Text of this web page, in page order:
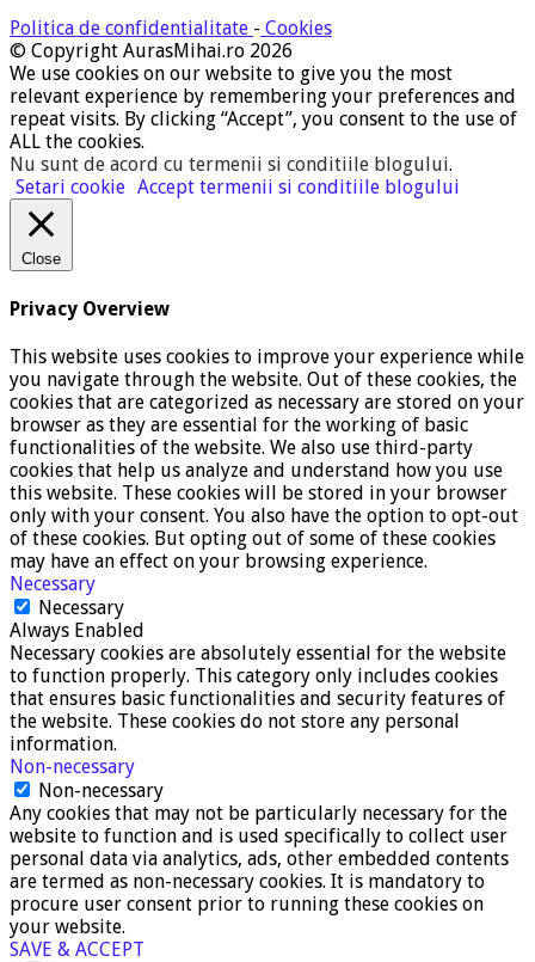
Politica de confidentialitate - Cookies
© Copyright AurasMihai.ro 2026
We use cookies on our website to give you the most
relevant experience by remembering your preferences and
repeat visits. By clicking “Accept”, you consent to the use of
ALL the cookies.
Nu sunt de acord cu termenii si conditiile blogului.
Setari cookie Accept termenii si conditiile blogului
Close
Privacy Overview
This website uses cookies to improve your experience while
you navigate through the website. Out of these cookies, the
cookies that are categorized as necessary are stored on your
browser as they are essential for the working of basic
functionalities of the website. We also use third-party
cookies that help us analyze and understand how you use
this website. These cookies will be stored in your browser
only with your consent. You also have the option to opt-out
of these cookies. But opting out of some of these cookies
may have an effect on your browsing experience.
Necessary
Necessary
Always Enabled
Necessary cookies are absolutely essential for the website
to function properly. This category only includes cookies
that ensures basic functionalities and security features of
the website. These cookies do not store any personal
information.
Non-necessary
Non-necessary
Any cookies that may not be particularly necessary for the
website to function and is used specifically to collect user
personal data via analytics, ads, other embedded contents
are termed as non-necessary cookies. It is mandatory to
procure user consent prior to running these cookies on
your website.
SAVE & ACCEPT